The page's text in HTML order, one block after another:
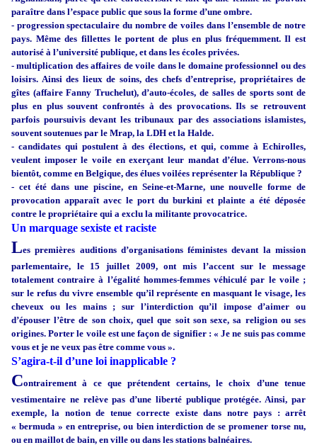
paraître dans l’espace public que sous la forme d’une ombre.
- progression spectaculaire du nombre de voiles dans l’ensemble de notre
pays. Même des fillettes le portent de plus en plus fréquemment. Il est
autorisé à l’université publique, et dans les écoles privées.
- multiplication des affaires de voile dans le domaine professionnel ou des
loisirs. Ainsi des lieux de soins, des chefs d’entreprise, propriétaires de
gîtes (affaire Fanny Truchelut), d’auto-écoles, de salles de sports sont de
plus en plus souvent confrontés à des provocations. Ils se retrouvent
parfois poursuivis devant les tribunaux par des associations islamistes,
souvent soutenues par le Mrap, la LDH et la Halde.
- candidates qui postulent à des élections, et qui, comme à Echirolles,
veulent imposer le voile en exerçant leur mandat d’élue. Verrons-nous
bientôt, comme en Belgique, des élues voilées représenter la République ?
- cet été dans une piscine, en Seine-et-Marne, une nouvelle forme de
provocation apparaît avec le port du burkini et plainte a été déposée
contre le propriétaire qui a exclu la militante provocatrice.
Un marquage sexiste et raciste
Les premières auditions d’organisations féministes devant la mission
parlementaire, le 15 juillet 2009, ont mis l’accent sur le message
totalement contraire à l’égalité hommes-femmes véhiculé par le voile ;
sur le refus du vivre ensemble qu’il représente en masquant le visage, les
cheveux ou les mains ; sur l’interdiction qu’il impose d’aimer ou
d’épouser l’être de son choix, quel que soit son sexe, sa religion ou ses
origines. Porter le voile est une façon de signifier : « Je ne suis pas comme
vous et je ne veux pas être comme vous ».
S’agira-t-il d’une loi inapplicable ?
Contrairement à ce que prétendent certains, le choix d’une tenue
vestimentaire ne relève pas d’une liberté publique protégée. Ainsi, par
exemple, la notion de tenue correcte existe dans notre pays : arrêt
« bermuda » en entreprise, ou bien interdiction de se promener torse nu,
ou en maillot de bain, en ville ou dans les stations balnéaires.